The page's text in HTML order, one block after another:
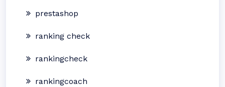
prestashop
ranking check
rankingcheck
rankingcoach